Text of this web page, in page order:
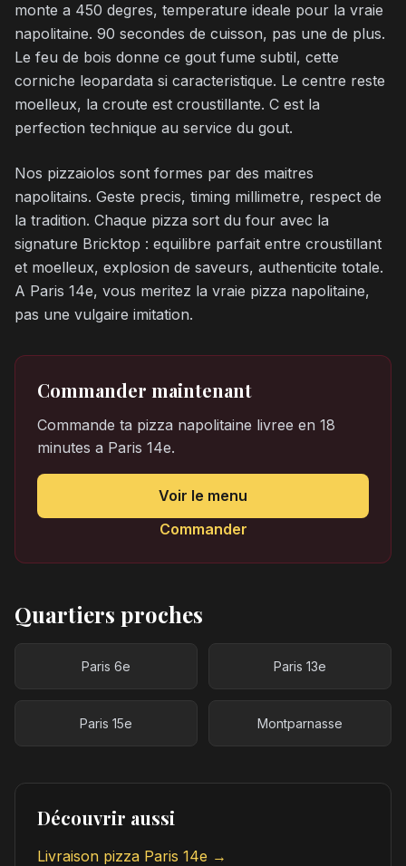
monte a 450 degres, temperature ideale pour la vraie
napolitaine. 90 secondes de cuisson, pas une de plus.
Le feu de bois donne ce gout fume subtil, cette
corniche leopardata si caracteristique. Le centre reste
moelleux, la croute est croustillante. C est la
perfection technique au service du gout.
Nos pizzaiolos sont formes par des maitres
napolitains. Geste precis, timing millimetre, respect de
la tradition. Chaque pizza sort du four avec la
signature Bricktop : equilibre parfait entre croustillant
et moelleux, explosion de saveurs, authenticite totale.
A Paris 14e, vous meritez la vraie pizza napolitaine,
pas une vulgaire imitation.
Commander maintenant
Commande ta pizza napolitaine livree en 18
minutes a Paris 14e.
Voir le menu
Commander
Quartiers proches
Paris 6e Paris 13e
Paris 15e Montparnasse
Découvrir aussi
Livraison pizza Paris 14e →